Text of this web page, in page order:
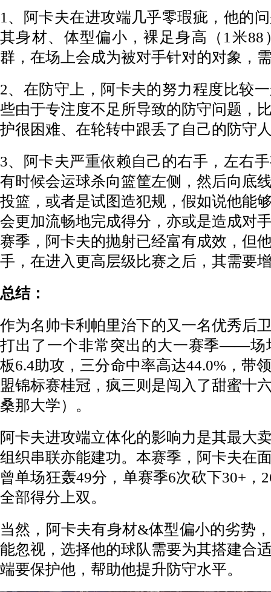
1、阿卡夫在进攻端几乎零瑕疵，他的
其身材、体型偏小，裸足身高（1米
群，在场上会成为被对手针对的对象，
2、在防守上，阿卡夫的努力程度比较
些由于专注度不足所导致的防守问题，
护很困难、在轮转中跟丢了自己的防守
3、阿卡夫严重依赖自己的右手，左右
有时候会运球杀向篮筐左侧，然后向底
投篮，或者是试图造犯规，假如说他能
会更加流畅地完成得分，亦或是造成对
赛季，阿卡夫的抛射已经富有成效，但
手，在进入更高层级比赛之后，其需要
总结：
作为名帅卡利帕里治下的又一名优秀后
打出了一个非常突出的大一赛季——场
板6.4助攻，三分命中率高达44.0%，带
盟锦标赛桂冠，疯三则是闯入了甜蜜十
桑那大学）。
阿卡夫进攻端立体化的影响力是其最大
组织串联亦能建功。本赛季，阿卡夫在
曾单场狂轰49分，单赛季6次砍下30+，
全部得分上双。
当然，阿卡夫有身材&体型偏小的劣势
能忽视，选择他的球队需要为其搭建合
端要保护他，帮助他提升防守水平。